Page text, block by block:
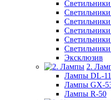
Эксклюзив
2.
Лампы DL-
Лампы GX-
Лампы R-50